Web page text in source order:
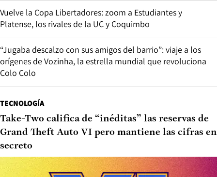
Vuelve la Copa Libertadores: zoom a Estudiantes y
Platense, los rivales de la UC y Coquimbo
“Jugaba descalzo con sus amigos del barrio”: viaje a los
orígenes de Vozinha, la estrella mundial que revoluciona
Colo Colo
TECNOLOGÍA
Take-Two califica de “inéditas” las reservas de
Grand Theft Auto VI pero mantiene las cifras en
secreto